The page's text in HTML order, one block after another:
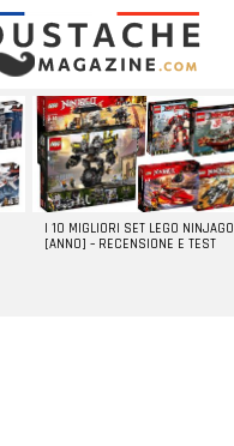
I 10 MIGLIORI SET LEGO NINJAGO
[ANNO] – RECENSIONE E TEST